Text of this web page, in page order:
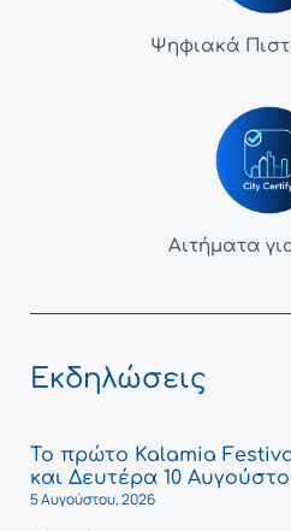
Ψηφιακά
Αιτήματα
Εκδηλώσεις
Το πρώτο Kalamia
και Δευτέρα 10
5 Αυγούστου, 2026